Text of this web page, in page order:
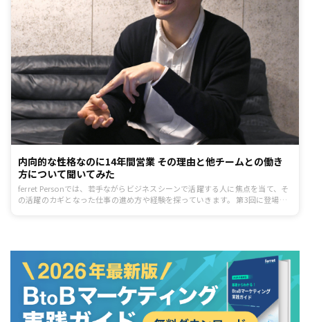
内向的な性格なのに14年間営業 その理由と他チームとの働き
方について聞いてみた
ferret Personでは、若手ながらビジネスシーンで活躍する人に焦点を当て、そ
の活躍のカギとなった仕事の進め方や経験を探っていきます。 第3回に登場す